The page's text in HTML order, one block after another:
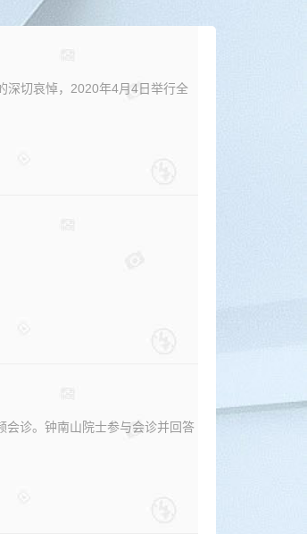
深切哀悼，2020年4月4日举行全
诊。钟南山院士参与会诊并回答